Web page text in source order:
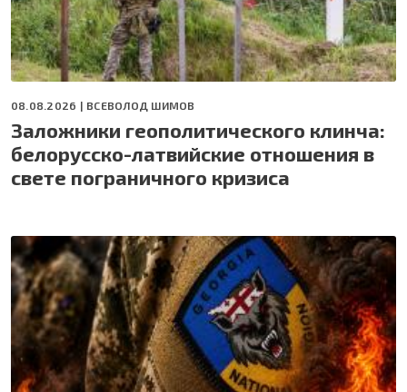
08.08.2026 | ВСЕВОЛОД ШИМОВ
Заложники геополитического клинча:
белорусско-латвийские отношения в
свете пограничного кризиса